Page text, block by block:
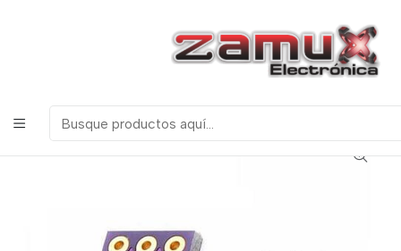
ELECTRONICOS, ROBOTICA & TECNOLOGIA
Productos
SENSOR DE LUZ ANALOGO TEMT6000